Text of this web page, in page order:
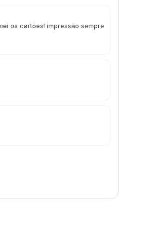
os cartões! impressão sempre